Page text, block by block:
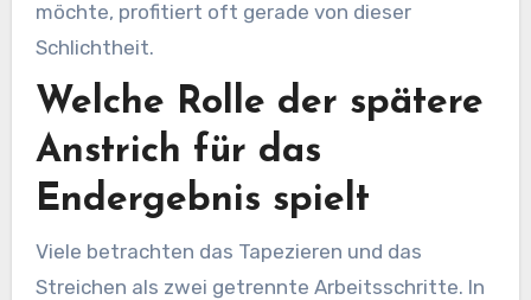
möchte, profitiert oft gerade von dieser
Schlichtheit.
Welche Rolle der spätere
Anstrich für das
Endergebnis spielt
Viele betrachten das Tapezieren und das
Streichen als zwei getrennte Arbeitsschritte. In